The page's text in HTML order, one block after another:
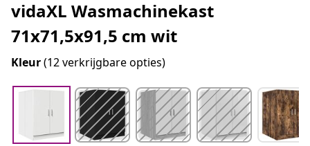
vidaXL Wasmachinekast
71x71,5x91,5 cm wit
Kleur(12 verkrijgbare opties)